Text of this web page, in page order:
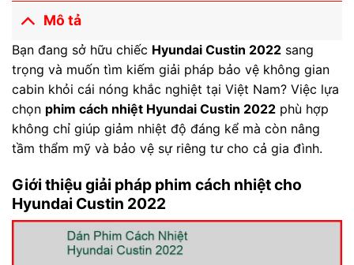
Mô tả
Bạn đang sở hữu chiếc Hyundai Custin 2022 sang
trọng và muốn tìm kiếm giải pháp bảo vệ không gian
cabin khỏi cái nóng khắc nghiệt tại Việt Nam? Việc lựa
chọn phim cách nhiệt Hyundai Custin 2022 phù hợp
không chỉ giúp giảm nhiệt độ đáng kể mà còn nâng
tầm thẩm mỹ và bảo vệ sự riêng tư cho cả gia đình.
Giới thiệu giải pháp phim cách nhiệt cho
Hyundai Custin 2022